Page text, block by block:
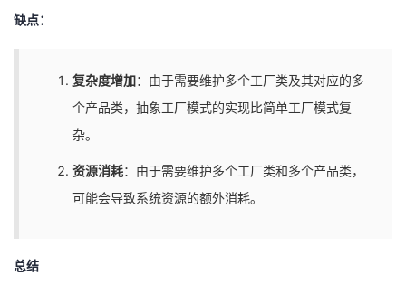
缺点：
复杂度增加：由于需要维护多个工厂类及其对应的多
个产品类，抽象工厂模式的实现比简单工厂模式复
杂。
资源消耗：由于需要维护多个工厂类和多个产品类，
可能会导致系统资源的额外消耗。
总结